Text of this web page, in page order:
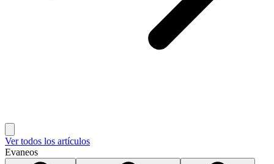
Ver todos los artículos
Evaneos